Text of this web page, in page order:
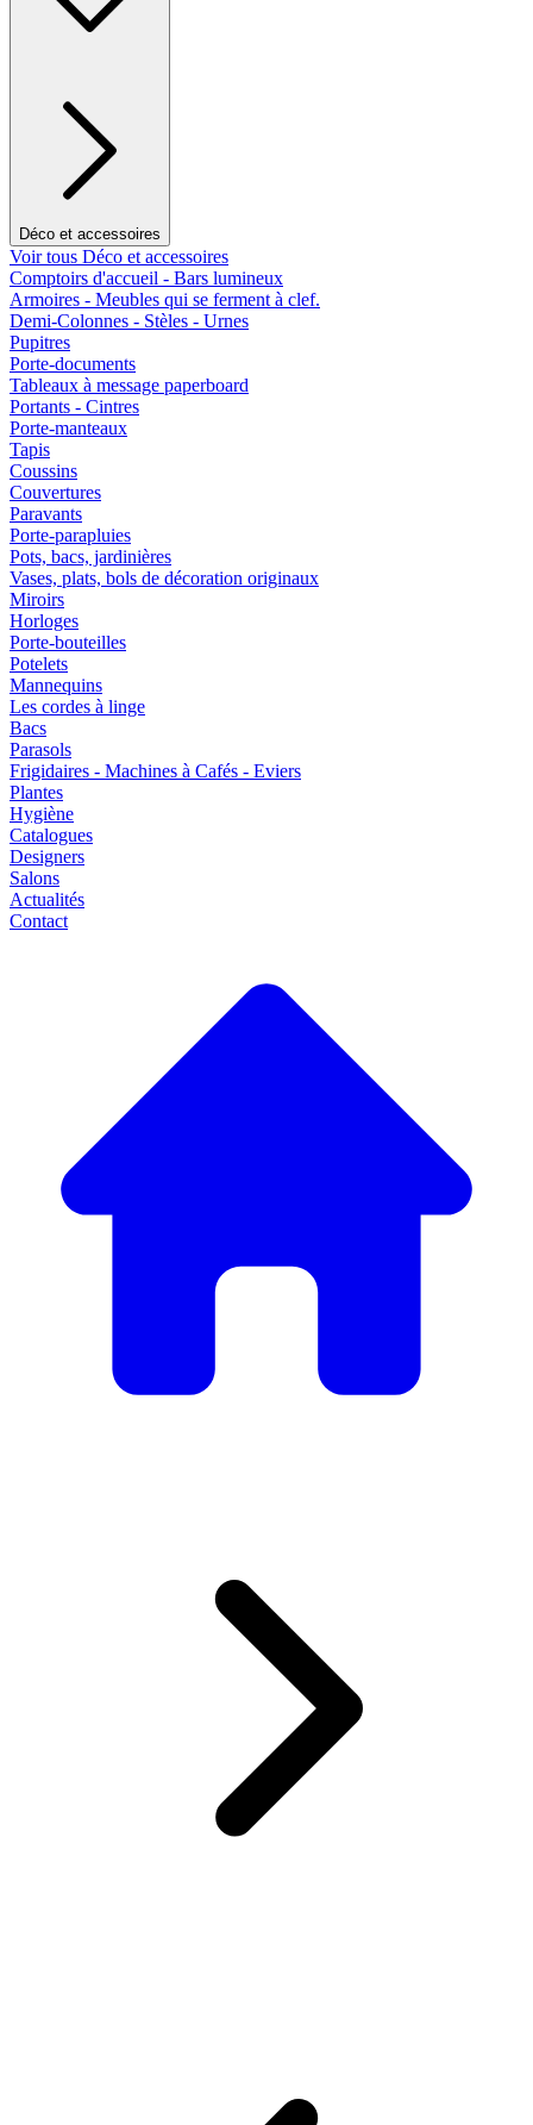
Déco et accessoires
Voir tous Déco et accessoires
Comptoirs d'accueil - Bars lumineux
Armoires - Meubles qui se ferment à clef.
Demi-Colonnes - Stèles - Urnes
Pupitres
Porte-documents
Tableaux à message paperboard
Portants - Cintres
Porte-manteaux
Tapis
Coussins
Couvertures
Paravants
Porte-parapluies
Pots, bacs, jardinières
Vases, plats, bols de décoration originaux
Miroirs
Horloges
Porte-bouteilles
Potelets
Mannequins
Les cordes à linge
Bacs
Parasols
Frigidaires - Machines à Cafés - Eviers
Plantes
Hygiène
Catalogues
Designers
Salons
Actualités
Contact